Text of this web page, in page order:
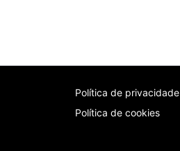
Política de privacidade
Política de cookies